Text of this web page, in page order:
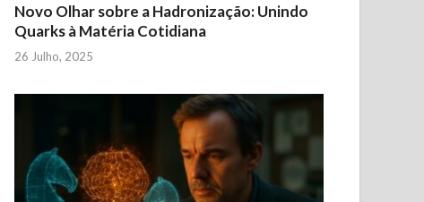
Novo Olhar sobre a Hadronização: Unindo
Quarks à Matéria Cotidiana
26 Julho, 2025